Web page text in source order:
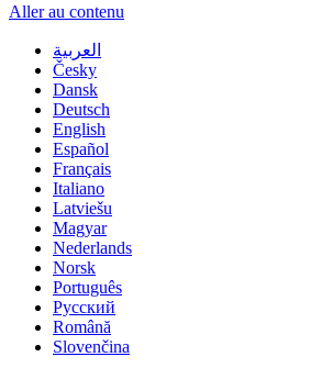
Aller au contenu
العربية
Česky
Dansk
Deutsch
English
Español
Français
Italiano
Latviešu
Magyar
Nederlands
Norsk
Português
Русский
Română
Slovenčina